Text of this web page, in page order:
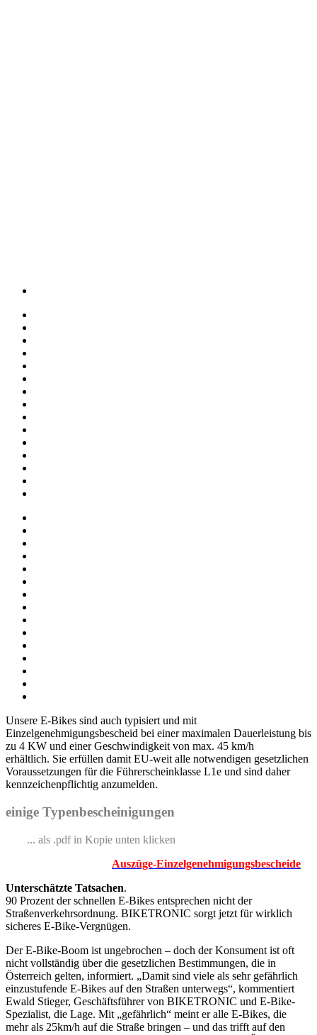
Unsere E-Bikes sind auch typisiert und mit
Einzelgenehmigungsbescheid bei einer maximalen Dauerleistung bis
zu 4 KW und einer Geschwindigkeit von max. 45 km/h
erhältlich. Sie erfüllen damit EU-weit alle notwendigen gesetzlichen
Voraussetzungen für die Führerscheinklasse L1e und sind daher
kennzeichenpflichtig anzumelden.
einige Typenbescheinigungen
... als .pdf in Kopie unten klicken
Auszüge-Einzelgenehmigungsbescheide
Unterschätzte Tatsachen.
90 Prozent der schnellen E-Bikes entsprechen nicht der
Straßenverkehrsordnung. BIKETRONIC sorgt jetzt für wirklich
sicheres E-Bike-Vergnügen.
Der E-Bike-Boom ist ungebrochen – doch der Konsument ist oft
nicht vollständig über die gesetzlichen Bestimmungen, die in
Österreich gelten, informiert. „Damit sind viele als sehr gefährlich
einzustufende E-Bikes auf den Straßen unterwegs“, kommentiert
Ewald Stieger, Geschäftsführer von BIKETRONIC und E-Bike-
Spezialist, die Lage. Mit „gefährlich“ meint er alle E-Bikes, die
mehr als 25km/h auf die Straße bringen – und das trifft auf den